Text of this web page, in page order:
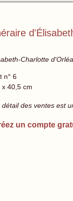
Charlotte
n° 6
x 40,5 cm
détail des ventes est
un compte